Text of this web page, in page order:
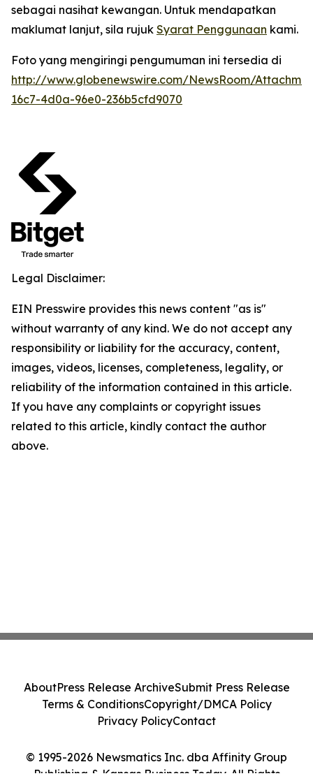
sebagai nasihat kewangan. Untuk mendapatkan
maklumat lanjut, sila rujuk Syarat Penggunaan kami.
Foto yang mengiringi pengumuman ini tersedia di
http://www.globenewswire.com/NewsRoom/
16c7-4d0a-96e0-236b5cfd9070
Legal Disclaimer:
EIN Presswire provides this news content "as is"
without warranty of any kind. We do not accept any
responsibility or liability for the accuracy, content,
images, videos, licenses, completeness, legality, or
reliability of the information contained in this article.
If you have any complaints or copyright issues
related to this article, kindly contact the author
above.
© 1995-2026 Newsmatics Inc. dba Affinity Group
AboutPress Release ArchiveSubmit Press Release
Terms & ConditionsCopyright/DMCA Policy
Privacy PolicyContact